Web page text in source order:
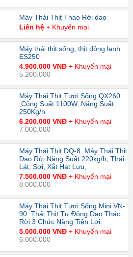
Máy Thái Thịt Tháo Rời dao
Liên hệ+ Khuyến mại
Máy thái thịt sống, thịt đông lạnh
ES250
4.900.000 VNĐ+ Khuyến mại
5.200.000
Máy Thái Thịt Tươi Sống QX260
,Công Suất 1100W, Năng Suất
250Kg/h
6.200.000 VNĐ+ Khuyến mại
7.000.000
Máy Thái Thịt DQ-8. Máy Thái Thịt
Dao Rời Năng Suất 220kg/h, Thái
Lát, Sợi, Xắt Hạt Lựu,
7.500.000 VNĐ+ Khuyến mại
8.000.000
Máy Thái Thịt Tươi Sống Mini VN-
90. Thái Thịt Tự Động Dao Tháo
Rời 3 Chức Năng Tiện Lợi.
5.000.000 VNĐ+ Khuyến mại
6.000.000